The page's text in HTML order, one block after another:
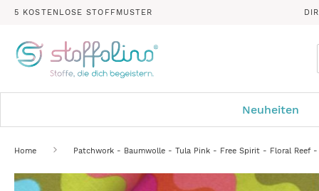
5 KOSTENLOSE STOFFMUSTER
Neuheiten
Home Patchwork - Baumwolle - Tula Pink - Free Spirit - Floral Reef -
Zum